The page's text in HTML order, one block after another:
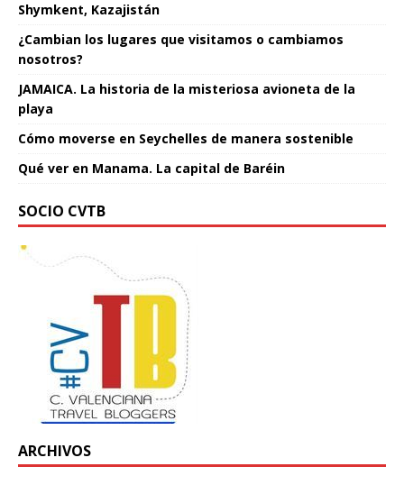
Shymkent, Kazajistán
¿Cambian los lugares que visitamos o cambiamos
nosotros?
JAMAICA. La historia de la misteriosa avioneta de la
playa
Cómo moverse en Seychelles de manera sostenible
Qué ver en Manama. La capital de Baréin
SOCIO CVTB
ARCHIVOS